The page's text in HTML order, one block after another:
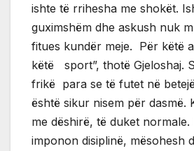
ishte të rrihesha me shokët.
guximshëm dhe askush nuk
fitues kundër meje. Për këtë
këtë sport”, thotë Gjeloshaj.
frikë para se të futet në
është sikur nisem për dasmë.
me dëshirë, të duket normale.
imponon disiplinë, mësohesh